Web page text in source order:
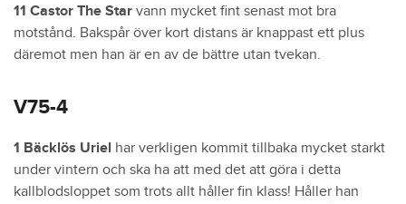
11 Castor The Star vann mycket fint senast mot bra
motstånd. Bakspår över kort distans är knappast ett plus
däremot men han är en av de bättre utan tvekan.
V75-4
1 Bäcklös Uriel har verkligen kommit tillbaka mycket starkt
under vintern och ska ha att med det att göra i detta
kallblodsloppet som trots allt håller fin klass! Håller han